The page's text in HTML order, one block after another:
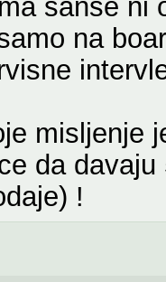
na
misljenje
da
!